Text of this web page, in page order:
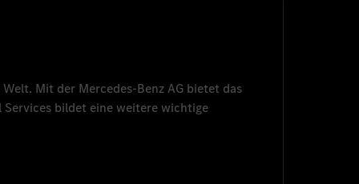
Mit der Mercedes-Benz AG bietet das
Services bildet eine weitere wichtige